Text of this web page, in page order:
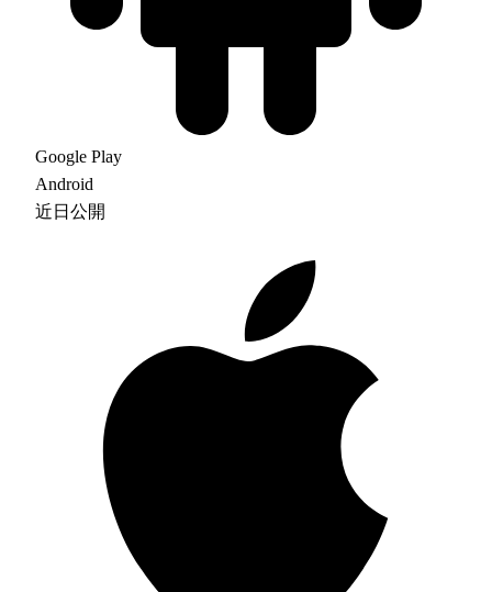
Google Play
Android
近日公開